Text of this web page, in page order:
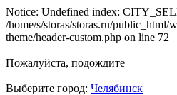
Notice: Undefined index:
/home/s/storas/storas.ru/public_html/
theme/header-custom.php on line 72
Пожалуйста, подождите
Выберите город: Челябинск